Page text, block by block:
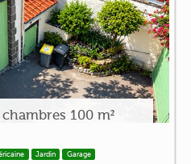
100 m²
Jardin Garage